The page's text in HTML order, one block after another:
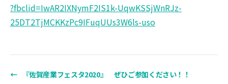
?fbclid=IwAR2IXNymF2IS1k-UqwKSSjWnRJz-
25DT2TjMCKKzPc9IFuqUUs3W6ls-uso
←
『佐賀産業フェスタ2020』 ぜひご参加ください！！